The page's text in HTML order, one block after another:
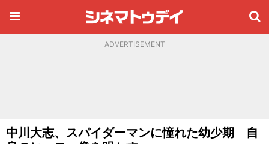
ADVERTISEMENT
中川大志、スパイダーマンに憧れた幼少期 自